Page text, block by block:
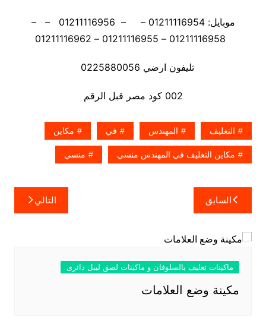
موبايل: 01211116954 – – 01211116956 – –
تليفون ارضي 0225880056
002 كود مصر قبل الرقم
التغليف المهندس في مكاين
مكاين التغليف في المهندس منسي منسي
تصفّح
المقالات
السابق التالي
ماكينات تغليف بالسلوفان و ماكينات لصق ليبل دائرى
مكينة وضع العلامات